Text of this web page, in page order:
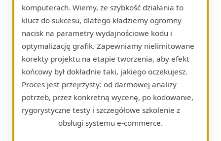
komputerach. Wiemy, że szybkość działania to
klucz do sukcesu, dlatego kładziemy ogromny
nacisk na parametry wydajnościowe kodu i
optymalizację grafik. Zapewniamy nielimitowane
korekty projektu na etapie tworzenia, aby efekt
końcowy był dokładnie taki, jakiego oczekujesz.
Proces jest przejrzysty: od darmowej analizy
potrzeb, przez konkretną wycenę, po kodowanie,
rygorystyczne testy i szczegółowe szkolenie z
obsługi systemu e-commerce.